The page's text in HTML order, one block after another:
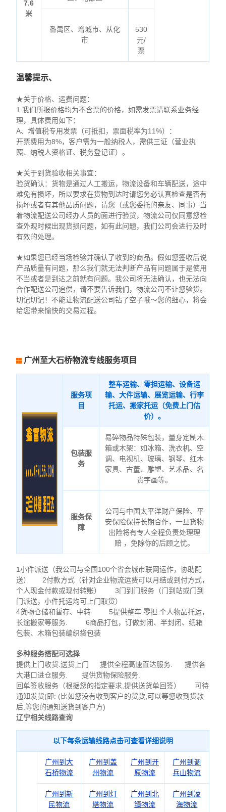
7.6
米
番禺区、增城市、从化
市
530
元/
票
温馨提示、
★关于价格、运费问题：
1.我们所报价格均为不含票的价格，如需发票请联系业务经
理，具体费用如下：
A、增值税专用发票（可抵扣，票面税率为11%）：
开票费用为8%，客户需为一般纳税人，需供三证（营业执
照、纳税人资格证、税务登记证）。
★关于到货验收相关事宜：
验货确认：货物是通过人工搬运，物流设备和车辆配送，途中
难免有损坏，所以要求在货物到达时请您务必认真检查是否有
损坏或者有其他品质问题，请您（或您委托的亲友、同事）当
着物流配送公司经办人员的面进行验货，物流公司仅同意您检
查外观时候出现货损问题，如有此问题，我们公司会进行及时
有效的处理。
★如果您已经当场检验并确认了收到的商品。假如您签收后说
产品质量有问题，那么我们就无法判断产品有问题属于是使用
不当或者是到达之前就有问题。我公司将无法确认，也无法向
合作配送公司追偿，请不要告诉我们，物流公司不让您验货。
切记切记！不能让物流配送公司钻了空子哦～您的细心，将会
给您带来愉快的交易过程。
广州至大石桥物流专线服务项目
服务项
目
整车运输、零担运输、设备运
输、大件运输、展览运输、行李
托运、搬家托运（免费上门估
价）。
包装服
务
易碎物品特殊包装，量身定制木
箱或木架：如冰箱、洗衣机、空
调、电视机、玻璃、钢琴、红木
家具、古董、雕塑、艺术品、名
贵字画等。
服务保
障
公司与中国太平洋财产保险、平
安保险保持长期合作，一旦货物
出险将有专人全程负责处理理
赔 ，免除你的后顾之忧。
1小件派送（我公司与全国100个省会城市联网运作，协助配
送） 2付款方式（针对企业物流运费可以月结或到付方式，
个人现金付款或现付转账） 3门到门服务（门到站或门到
门派送，小件托运均可上门取货）
4货物仓储和暂存、中转 5提供整车.零担.个人物品托运，
长途搬家等服务. 6商品打包，订做封闭、半封闭、纸箱
包装、木箱包装编织袋包装
多种服务搭配可选择
提供上门收货.送货上门 提供全程高速直达服务. 提供各
大港口进仓服务. 提供货物保险服务.
回单签收服务（根据您的指定要求,提供送货单回签） 可待
通知发货(即: (比如您没有收到客户的货款,可以等您收到货款
后,等您的通知送货到客户方)
辽宁相关线路查询
以下每条运输线路点击可查看详细说明
广州到大
石桥物流
广州到盖
州物流
广州到开
原物流
广州到调
兵山物流
广州到新
民物流
广州到灯
塔物流
广州到北
镇物流
广州到凌
海物流